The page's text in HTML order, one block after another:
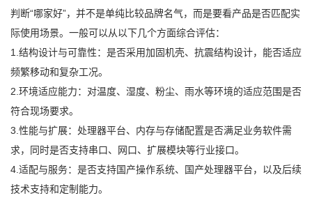
判断“哪家好”，并不是单纯比较品牌名气，而是要看产品是否匹配实
际使用场景。一般可以从以下几个方面综合评估：
1.结构设计与可靠性：是否采用加固机壳、抗震结构设计，能否适应
频繁移动和复杂工况。
2.环境适应能力：对温度、湿度、粉尘、雨水等环境的适应范围是否
符合现场要求。
3.性能与扩展：处理器平台、内存与存储配置是否满足业务软件需
求，同时是否支持串口、网口、扩展模块等行业接口。
4.适配与服务：是否支持国产操作系统、国产处理器平台，以及后续
技术支持和定制能力。